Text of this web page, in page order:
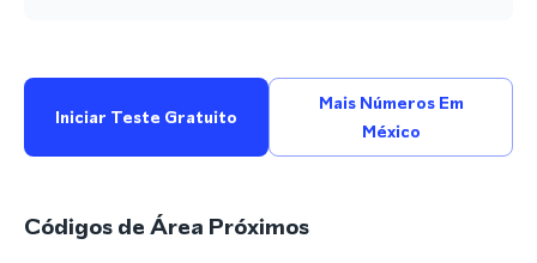
Iniciar Teste Gratuito
Mais Números Em
México
Códigos de Área Próximos